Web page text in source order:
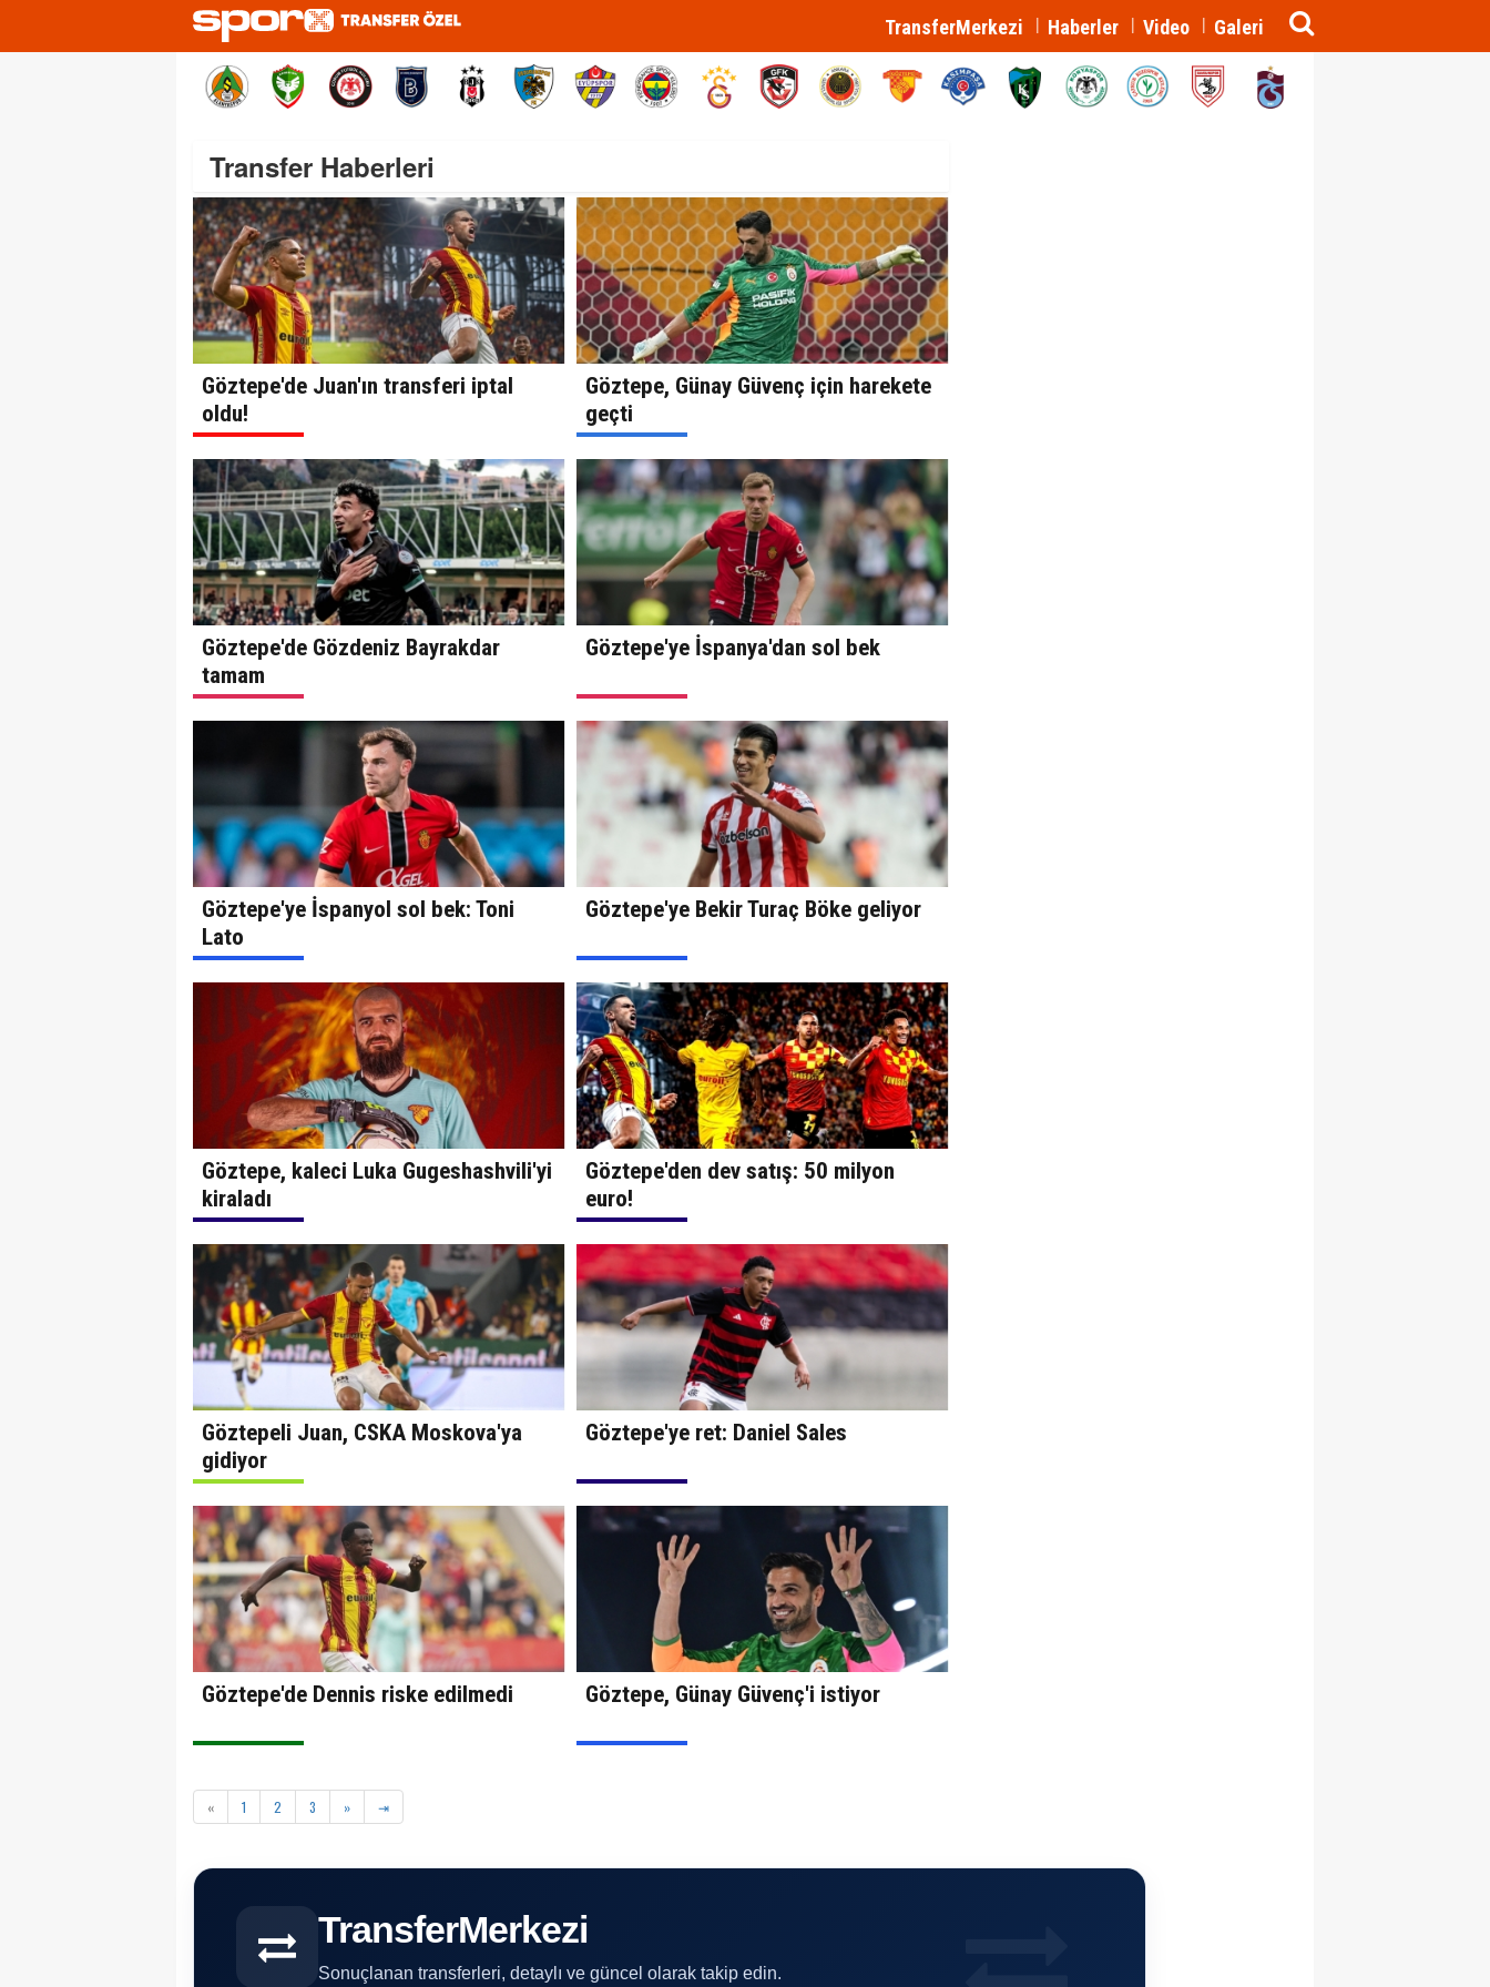
TransferMerkezi Haberler Video Galeri
Transfer Haberleri
Göztepe'de Juan'ın transferi iptal
oldu!
Göztepe, Günay Güvenç için harekete
geçti
Göztepe'de Gözdeniz Bayrakdar
tamam
Göztepe'ye İspanya'dan sol bek
Göztepe'ye İspanyol sol bek: Toni
Lato
Göztepe'ye Bekir Turaç Böke geliyor
Göztepe, kaleci Luka Gugeshashvili'yi
kiraladı
Göztepe'den dev satış: 50 milyon
euro!
Göztepeli Juan, CSKA Moskova'ya
gidiyor
Göztepe'ye ret: Daniel Sales
Göztepe'de Dennis riske edilmedi Göztepe, Günay Güvenç'i istiyor
« 1 2 3 » ⇥
TransferMerkezi
Sonuçlanan transferleri, detaylı ve güncel olarak takip edin.